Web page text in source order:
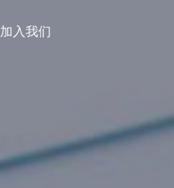
加入我们